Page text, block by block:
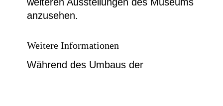
anzusehen.
Weitere Informationen
Während des Umbaus der